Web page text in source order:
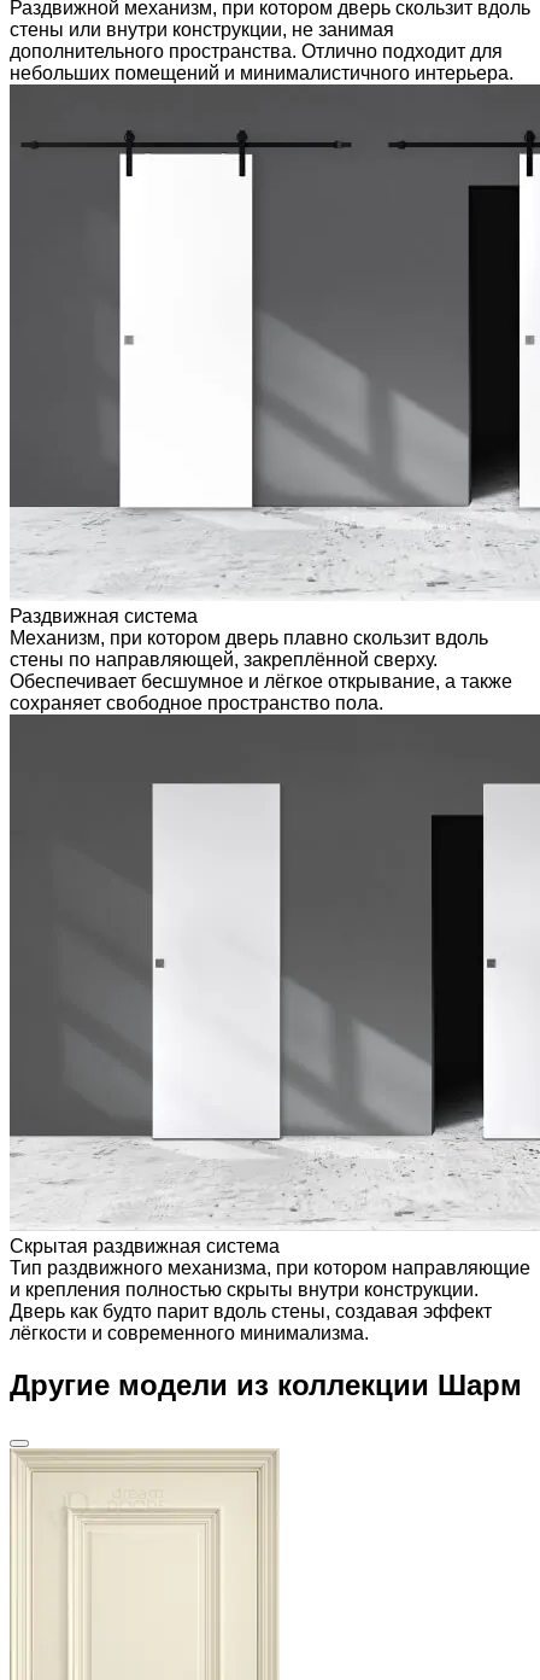
Раздвижной механизм, при котором дверь скользит вдоль
стены или внутри конструкции, не занимая
дополнительного пространства. Отлично подходит для
небольших помещений и минималистичного интерьера.
Раздвижная система
Механизм, при котором дверь плавно скользит вдоль
стены по направляющей, закреплённой сверху.
Обеспечивает бесшумное и лёгкое открывание, а также
сохраняет свободное пространство пола.
Скрытая раздвижная система
Тип раздвижного механизма, при котором направляющие
и крепления полностью скрыты внутри конструкции.
Дверь как будто парит вдоль стены, создавая эффект
лёгкости и современного минимализма.
Другие модели из коллекции Шарм